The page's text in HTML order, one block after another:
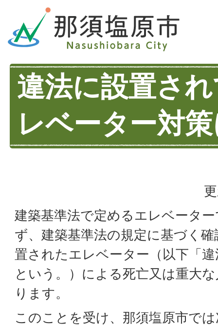
違法に設置さ
レベーター対
建築基準法で定めるエレベータ
ず、建築基準法の規定に基づく
置されたエレベーター（以下「
という。）による死亡又は重大
ります。
このことを受け、那須塩原市で